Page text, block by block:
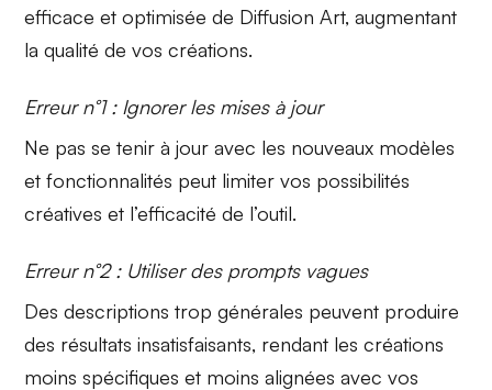
efficace et optimisée de Diffusion Art, augmentant
la qualité de vos créations.
Erreur n°1 : Ignorer les mises à jour
Ne pas se tenir à jour avec les nouveaux modèles
et fonctionnalités peut limiter vos possibilités
créatives et l’efficacité de l’outil.
Erreur n°2 : Utiliser des prompts vagues
Des descriptions trop générales peuvent produire
des résultats insatisfaisants, rendant les créations
moins spécifiques et moins alignées avec vos